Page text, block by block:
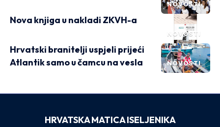
NOVOSTI
NOVOSTI
Nova knjiga u nakladi ZKVH-a
NOVOSTI
Hrvatski branitelji uspjeli prijeći
Atlantik samo u čamcu na vesla
HRVATSKA MATICA ISELJENIKA